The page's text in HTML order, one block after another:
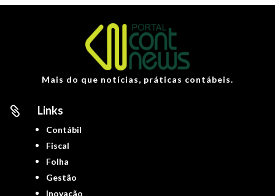
Mais do que notícias, práticas contábeis.
 Links
Contábil
Fiscal
Folha
Gestão
Inovação